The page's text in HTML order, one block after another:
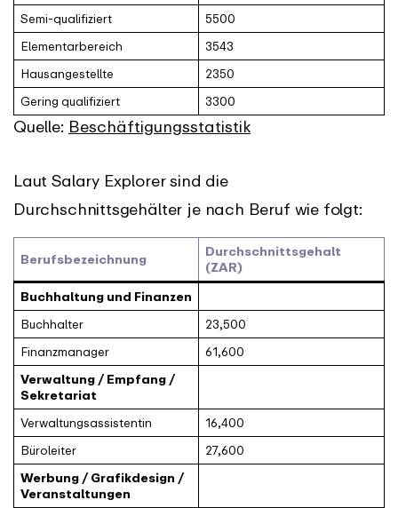
Semi-qualifiziert
5500
Elementarbereich
3543
Hausangestellte
2350
Gering qualifiziert
3300
Quelle: Beschäftigungsstatistik
Laut Salary Explorer sind die
Durchschnittsgehälter je nach Beruf wie folgt:
Berufsbezeichnung
Durchschnittsgehalt
(ZAR)
Buchhaltung und Finanzen
Buchhalter
23,500
Finanzmanager
61,600
Verwaltung / Empfang /
Sekretariat
Verwaltungsassistentin
16,400
Büroleiter
27,600
Werbung / Grafikdesign /
Veranstaltungen